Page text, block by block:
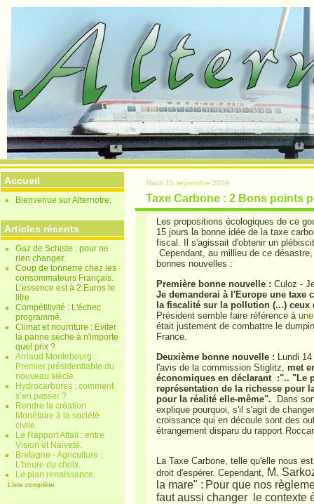
Accueil
Bienvenue sur Alternotre.
Articles récents
Gaz de Schiste : pour ne
rien changer.
Coup de tonnerre chez les
consommateurs Français.
L’essence est à 2 Euros le
litre
Compétitivité : L'échec
programmé.
Climat et nourriture : Eviter
la panne sèche à n'importe
quel prix ?
Arnaud Montebourg :
Premier présidentiable du
nouveau siècle.
Hydrocarbures : comment
s’en passer ?
Rendre la création
Monétaire à la société
civile.
Le Rapport Attali : entre
Vision et Naïveté.
Bretagne - Agriculture :
L'heure du choix.
Le plan renaissance.
Liste complète
Mardi 15 septembre 2009
Taxe Carbone : 2 Bons points
Les propositions écologiques de ce
15 jours la bonne idée de la taxe
fiscal.
Il s'agissait d'obtenir un
Cependant, au millieu de ce
bonnes nouvelles :
Première bonne nouvelle : Culoz -
Je demanderai à l'Europe une taxe
la fiscalité sur la pollution (...)
Président semble faire référence à
était justement de combattre le
France.
Deuxième bonne nouvelle : Lundi
l'avis de la commission Stiglitz,met
économiques en déclarant :".. "Le
représentation de la richesse pour
pour la réalité elle-même". Dans
explique pourquoi, s'il s'agit de
croissance qui en découle sont des
étrangement disparu du rapport
La Taxe Carbone, telle qu'elle nous
droit d'espérer. Cependant, M.
la mare" : Pour que nos
faut aussi changer le contexte